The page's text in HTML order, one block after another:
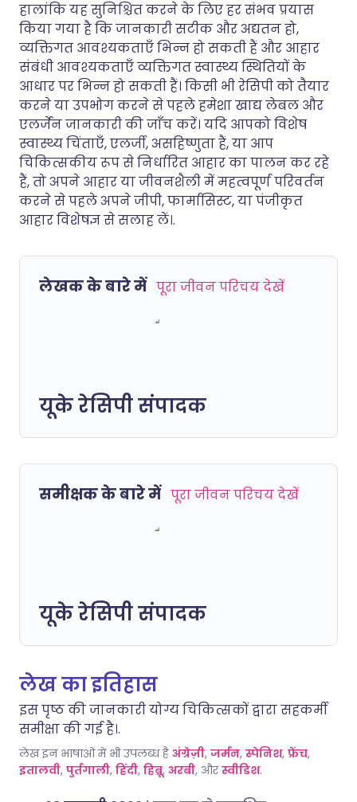
हालांकि यह सुनिश्चित करने के लिए हर संभव प्रयास
किया गया है कि जानकारी सटीक और अद्यतन हो,
व्यक्तिगत आवश्यकताएँ भिन्न हो सकती हैं और आहार
संबंधी आवश्यकताएँ व्यक्तिगत स्वास्थ्य स्थितियों के
आधार पर भिन्न हो सकती हैं। किसी भी रेसिपी को तैयार
करने या उपभोग करने से पहले हमेशा खाद्य लेबल और
एलर्जेन जानकारी की जाँच करें। यदि आपको विशेष
स्वास्थ्य चिंताएँ, एलर्जी, असहिष्णुता हैं, या आप
चिकित्सकीय रूप से निर्धारित आहार का पालन कर रहे
हैं, तो अपने आहार या जीवनशैली में महत्वपूर्ण परिवर्तन
करने से पहले अपने जीपी, फार्मासिस्ट, या पंजीकृत
आहार विशेषज्ञ से सलाह लें।.
लेखक के बारे में पूरा जीवन परिचय देखें
यूके रेसिपी संपादक
समीक्षक के बारे में पूरा जीवन परिचय देखें
यूके रेसिपी संपादक
लेख का इतिहास
इस पृष्ठ की जानकारी योग्य चिकित्सकों द्वारा सहकर्मी
समीक्षा की गई है।.
लेख इन भाषाओं में भी उपलब्ध है अंग्रेज़ी, जर्मन, स्पेनिश, फ्रेंच,
इतालवी, पुर्तगाली, हिंदी, हिब्रू, अरबी, औरस्वीडिश.